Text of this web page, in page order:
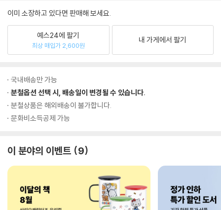
이미 소장하고 있다면 판매해 보세요.
예스24에 팔기
최상 매입가 2,600원
내 가게에서 팔기
국내배송만 가능
분철옵션 선택 시, 배송일이 변경될 수 있습니다.
분철상품은 해외배송이 불가합니다.
문화비소득공제 가능
이 분야의 이벤트 9